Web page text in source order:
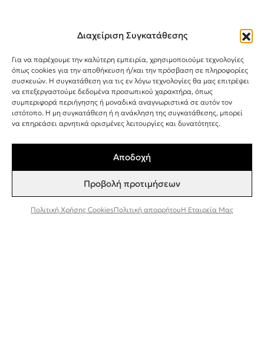
Διαχείριση Συγκατάθεσης
Για να παρέχουμε την καλύτερη εμπειρία, χρησιμοποιούμε τεχνολογίες
όπως cookies για την αποθήκευση ή/και την πρόσβαση σε πληροφορίες
συσκευών. Η συγκατάθεση για τις εν λόγω τεχνολογίες θα μας επιτρέψει
να επεξεργαστούμε δεδομένα προσωπικού χαρακτήρα, όπως
συμπεριφορά περιήγησης ή μοναδικά αναγνωριστικά σε αυτόν τον
ιστότοπο. Η μη συγκατάθεση ή η ανάκληση της συγκατάθεσης, μπορεί
να επηρεάσει αρνητικά ορισμένες λειτουργίες και δυνατότητες.
Αποδοχή
Προβολή προτιμήσεων
Πολιτική Χρήσης CookiesΠολιτική απορρήτουΗ Εταιρεία Μας
InstagramTikTokFacebook
+30 243 107 8026
INFO@BEEFACTOR.GR
ΣΥΝΕΡΓΑΣΊΑ ΧΟΝΔΡΙΚΉ ΠΏΛΗΣΗ
ΠΟΛΙΤΙΚΉ ΑΠΟΡΡΉΤΟΥ